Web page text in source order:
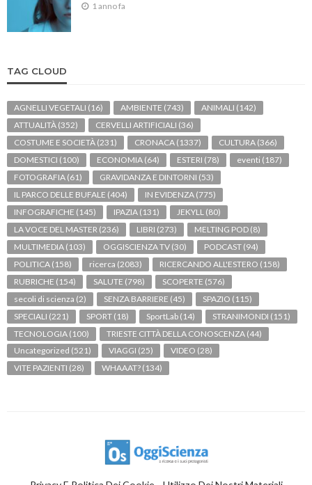
1 anno fa
TAG CLOUD
AGNELLI VEGETALI (16) AMBIENTE (743) ANIMALI (142)
ATTUALITÀ (352) CERVELLI ARTIFICIALI (36)
COSTUME E SOCIETÀ (231) CRONACA (1337) CULTURA (366)
DOMESTICI (100) ECONOMIA (64) ESTERI (78) eventi (187)
FOTOGRAFIA (61) GRAVIDANZA E DINTORNI (53)
IL PARCO DELLE BUFALE (404) IN EVIDENZA (775)
INFOGRAFICHE (145) IPAZIA (131) JEKYLL (80)
LA VOCE DEL MASTER (236) LIBRI (273) MELTING POD (8)
MULTIMEDIA (103) OGGISCIENZA TV (30) PODCAST (94)
POLITICA (158) ricerca (2083) RICERCANDO ALL'ESTERO (158)
RUBRICHE (154) SALUTE (798) SCOPERTE (576)
secoli di scienza (2) SENZA BARRIERE (45) SPAZIO (115)
SPECIALI (221) SPORT (18) SportLab (14) STRANIMONDI (151)
TECNOLOGIA (100) TRIESTE CITTÀ DELLA CONOSCENZA (44)
Uncategorized (521) VIAGGI (25) VIDEO (28)
VITE PAZIENTI (28) WHAAAT? (134)